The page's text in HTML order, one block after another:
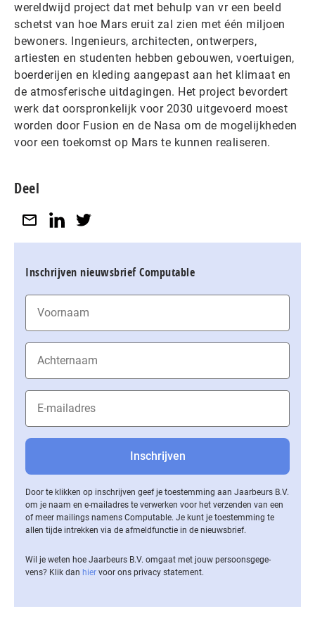
wereldwijd project dat met behulp van vr een beeld
schetst van hoe Mars eruit zal zien met één miljoen
bewoners. Ingenieurs, architecten, ontwerpers,
artiesten en studenten hebben gebouwen, voertuigen,
boerderijen en kleding aangepast aan het klimaat en
de atmosferische uitdagingen. Het project bevordert
werk dat oorspronkelijk voor 2030 uitgevoerd moest
worden door Fusion en de Nasa om de mogelijkheden
voor een toekomst op Mars te kunnen realiseren.
Deel
Inschrijven nieuwsbrief Computable
Door te klikken op inschrijven geef je toestemming aan Jaarbeurs B.V.
om je naam en e-mailadres te verwerken voor het verzenden van een
of meer mailings namens Computable. Je kunt je toestemming te
allen tijde intrekken via de af­meld­func­tie in de nieuwsbrief.
Wil je weten hoe Jaarbeurs B.V. omgaat met jouw per­soons­ge­ge­
vens? Klik dan hier voor ons privacy statement.